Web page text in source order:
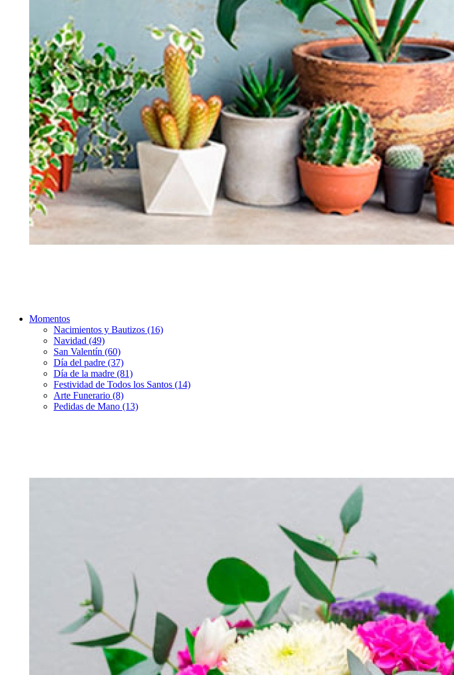
Momentos
Nacimientos y Bautizos (16)
Navidad (49)
San Valentín (60)
Día del padre (37)
Día de la madre (81)
Festividad de Todos los Santos (14)
Arte Funerario (8)
Pedidas de Mano (13)